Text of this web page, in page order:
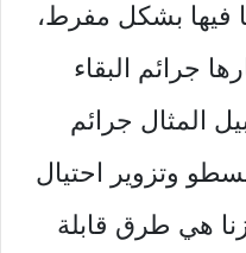
فيها بشكل مفرط،
جرائم البقاء
المثال جرائم
وتزوير احتيال
هي طرق قابلة